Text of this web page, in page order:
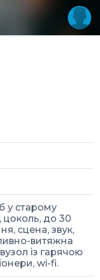
у старому
цоколь, до 30
сцена, звук,
витяжна
із гарячою
wi-fi.